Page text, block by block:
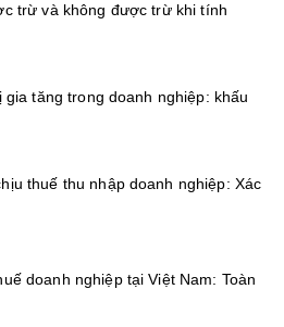
trừ và không được trừ khi tính
gia tăng trong doanh nghiệp: khấu
thuế thu nhập doanh nghiệp: Xác
doanh nghiệp tại Việt Nam: Toàn